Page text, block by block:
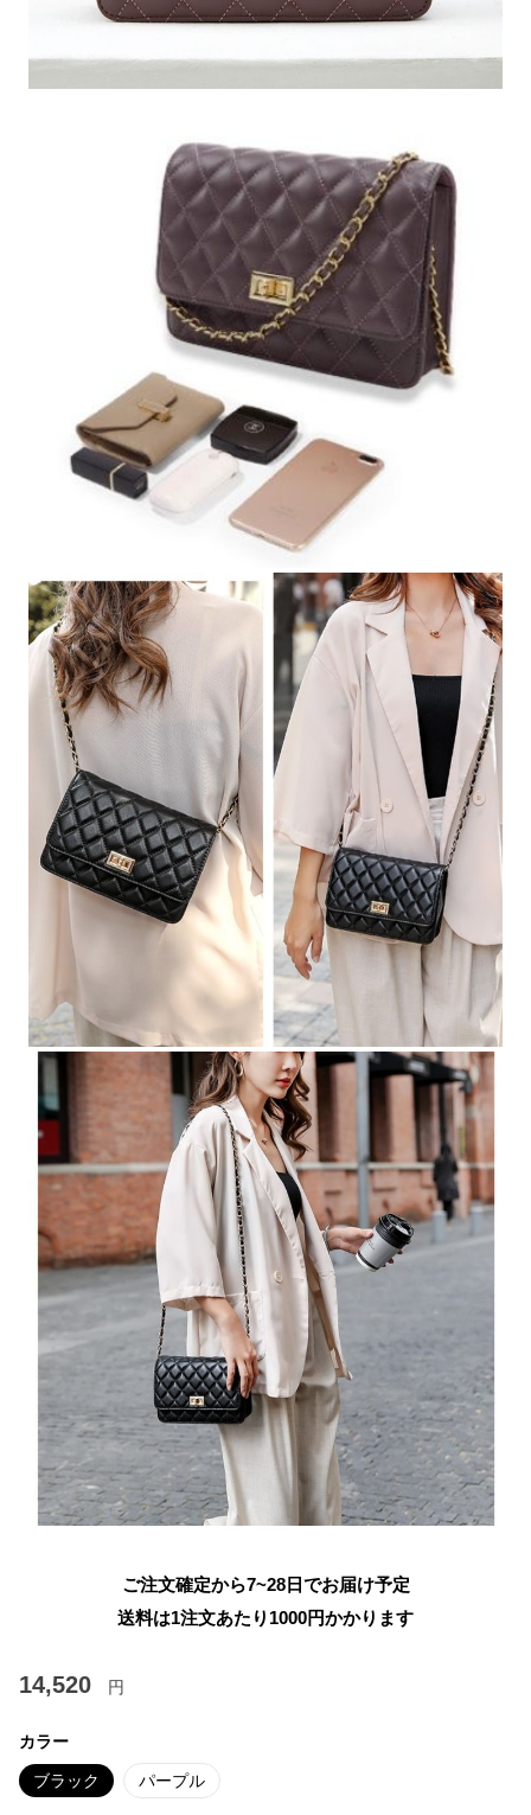
ご注文確定から7~28日でお届け予定
送料は1注文あたり 1000円かかります
14,520 円
カラー
ブラック パープル